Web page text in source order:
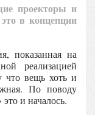
проекторы и
в концепции
показанная на
реализацией
что вещь хоть и
По поводу
и началось.